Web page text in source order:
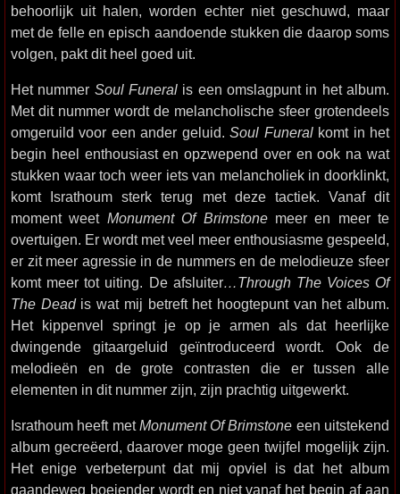
behoorlijk uit halen, worden echter niet geschuwd, maar
met de felle en episch aandoende stukken die daarop soms
volgen, pakt dit heel goed uit.
Het nummer Soul Funeral is een omslagpunt in het album.
Met dit nummer wordt de melancholische sfeer grotendeels
omgeruild voor een ander geluid.Soul Funeralkomt in het
begin heel enthousiast en opzwepend over en ook na wat
stukken waar toch weer iets van melancholiek in doorklinkt,
komt Israthoum sterk terug met deze tactiek. Vanaf dit
moment weet Monument Of Brimstonemeer en meer te
overtuigen. Er wordt met veel meer enthousiasme gespeeld,
er zit meer agressie in de nummers en de melodieuze sfeer
komt meer tot uiting. De afsluiter…Through The Voices Of
The Deadis wat mij betreft het hoogtepunt van het album.
Het kippenvel springt je op je armen als dat heerlijke
dwingende gitaargeluid geïntroduceerd wordt. Ook de
melodieën en de grote contrasten die er tussen alle
elementen in dit nummer zijn, zijn prachtig uitgewerkt.
Israthoum heeft metMonument Of Brimstone een uitstekend
album gecreëerd, daarover moge geen twijfel mogelijk zijn.
Het enige verbeterpunt dat mij opviel is dat het album
gaandeweg boeiender wordt en niet vanaf het begin af aan